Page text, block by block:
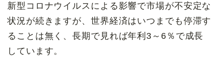
新型コロナウイルスによる影響で市場が不安定な
状況が続きますが、世界経済はいつまでも停滞す
ることは無く、長期で見れば年利3～6％で成長
しています。